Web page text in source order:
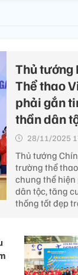
Thủ tướng
Thể thao
phải gắn
thần dân
28/11/2025
Thủ tướng
trường thể
chung thể
dân tộc, tăng
thống tốt đẹp